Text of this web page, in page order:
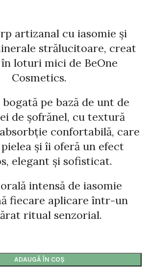
artizanal cu iasomie și
strălucitoare, creat
loturi mici de BeOne
Cosmetics.
pe bază de unt de
de șofrănel, cu textură
confortabilă, care
și îi oferă un efect
elegant și sofisticat.
intensă de iasomie
fiecare aplicare într-un
ritual senzorial.
ADAUGĂ ÎN COȘ